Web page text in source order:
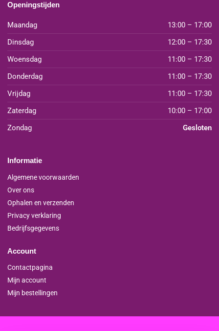
Openingstijden
Maandag
13:00 – 17:00
Dinsdag
12:00 – 17:30
Woensdag
11:00 – 17:30
Donderdag
11:00 – 17:30
Vrijdag
11:00 – 17:30
Zaterdag
10:00 – 17:00
Zondag
Gesloten
Informatie
Algemene voorwaarden
Over ons
Ophalen en verzenden
Privacy verklaring
Bedrijfsgegevens
Account
Contactpagina
Mijn account
Mijn bestellingen